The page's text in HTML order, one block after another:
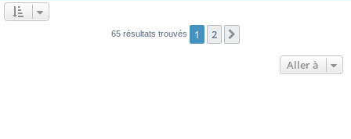
65 résultats trouvés 1 2
Aller à